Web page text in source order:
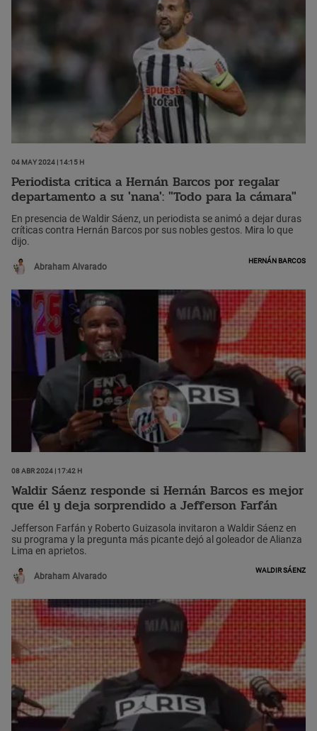
04 May 2024 | 14:15 h
Periodista critica a Hernán Barcos por regalar
departamento a su 'nana': "Todo para la cámara"
En presencia de Waldir Sáenz, un periodista se animó a dejar duras
críticas contra Hernán Barcos por sus nobles gestos. Mira lo que
dijo.
Abraham Alvarado
Hernán Barcos
08 Abr 2024 | 17:42 h
Waldir Sáenz responde si Hernán Barcos es mejor
que él y deja sorprendido a Jefferson Farfán
Jefferson Farfán y Roberto Guizasola invitaron a Waldir Sáenz en
su programa y la pregunta más picante dejó al goleador de Alianza
Lima en aprietos.
Abraham Alvarado
Waldir Sáenz